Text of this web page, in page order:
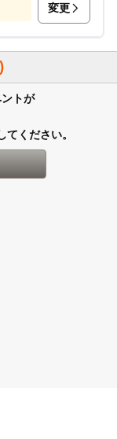
変更
トが
ください。